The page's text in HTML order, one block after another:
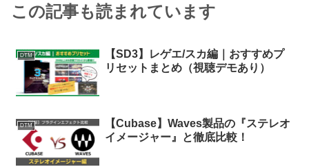
この記事も読まれています
DTM
【SD3】レゲエ/スカ編｜おすすめプ
リセットまとめ（視聴デモあり）
DTM
【Cubase】Waves製品の『ステレオ
イメージャー』と徹底比較！